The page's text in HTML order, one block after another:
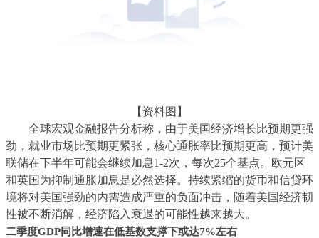
【资料图】
全球宏观金融报告分析称，由于美国经济增长比预期更强
劲，就业市场比预期更紧张，核心通胀率比预期更高， 预计美
联储在下半年可能会继续加息1-2次，每次25个基点。 欧元区
和英国为抑制通胀加息是必然选择。持续紧缩的货币和信贷环
境将对美国强劲的内需造成严重的负面冲击，随着美国经济韧
性被不断消解，经济陷入衰退的可能性越来越大。
二季度GDP同比增速在低基数支撑下或达7%左右